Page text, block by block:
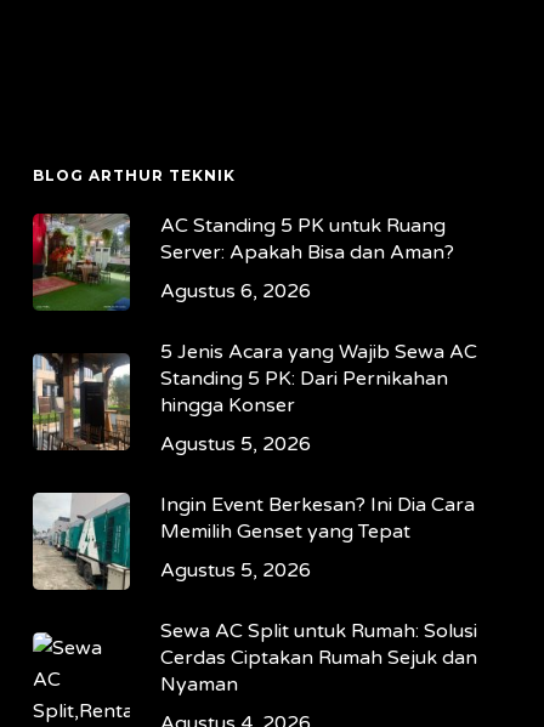
BLOG ARTHUR TEKNIK
AC Standing 5 PK untuk Ruang
Server: Apakah Bisa dan Aman?
Agustus 6, 2026
5 Jenis Acara yang Wajib Sewa AC
Standing 5 PK: Dari Pernikahan
hingga Konser
Agustus 5, 2026
Ingin Event Berkesan? Ini Dia Cara
Memilih Genset yang Tepat
Agustus 5, 2026
Sewa AC Split untuk Rumah: Solusi
Cerdas Ciptakan Rumah Sejuk dan
Nyaman